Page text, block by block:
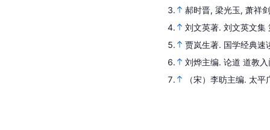
3.
郝时晋, 梁光玉, 萧祥
4.
刘文英著. 刘文英文集
5.
贾岚生著. 国学经典速
6.
刘烨主编. 论道 道教
7.
（宋）李昉主编. 太平